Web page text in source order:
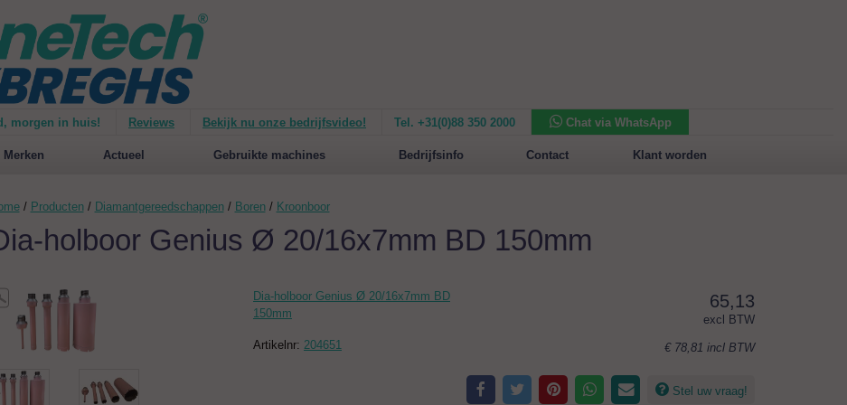
morgen in huis! Reviews Bekijk nu onze bedrijfsvideo! Tel. +31(0)88 350 2000
Chat via WhatsApp
van de Mirage 1500 Nieuw op de website: selecteer nu op merken! Nieuw in het assortiment: Sansone Collection
Merken Actueel Gebruikte machines Bedrijfsinfo Contact Klant worden
/ Producten/ Diamantgereedschappen/ Boren/ Kroonboor
holboor Genius Ø 20/16x7mm BD 150mm
Dia-holboor Genius Ø 20/16x7mm BD
150mm
Artikelnr: 204651
65,13
excl BTW
€ 78,81 incl BTW
Stel uw vraag!